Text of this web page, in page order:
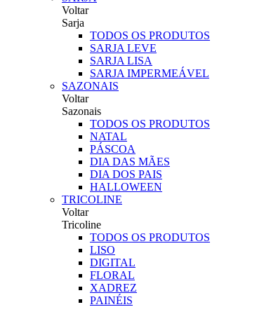
Voltar
Sarja
TODOS OS PRODUTOS
SARJA LEVE
SARJA LISA
SARJA IMPERMEÁVEL
SAZONAIS
Voltar
Sazonais
TODOS OS PRODUTOS
NATAL
PÁSCOA
DIA DAS MÃES
DIA DOS PAIS
HALLOWEEN
TRICOLINE
Voltar
Tricoline
TODOS OS PRODUTOS
LISO
DIGITAL
FLORAL
XADREZ
PAINÉIS